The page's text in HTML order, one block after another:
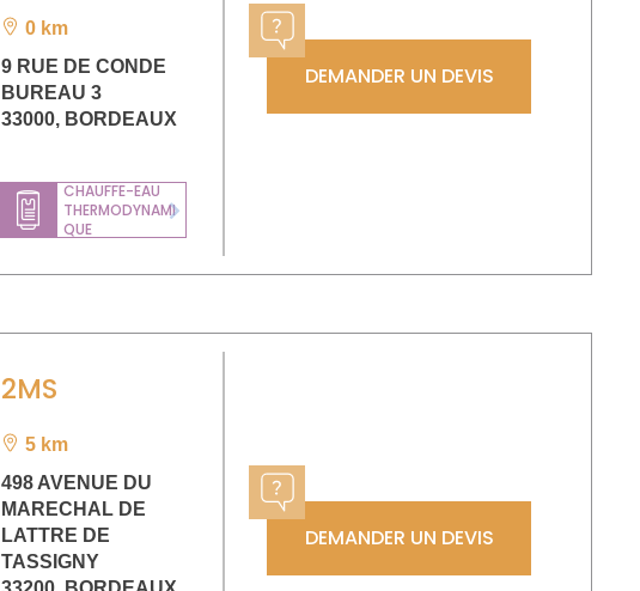
0 km
9 RUE DE CONDE
BUREAU 3
33000, BORDEAUX
CHAUFFE-EAU
THERMODYNAMI
QUE
Next
DEMANDER UN DEVIS
2MS
5 km
498 AVENUE DU
MARECHAL DE
LATTRE DE
TASSIGNY
DEMANDER UN DEVIS